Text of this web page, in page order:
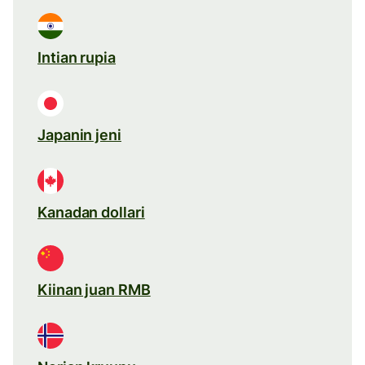
Intian rupia
Japanin jeni
Kanadan dollari
Kiinan juan RMB